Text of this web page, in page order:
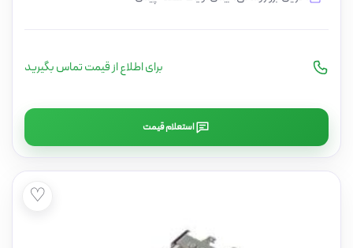
برای اطلاع از قیمت تماس بگیرید
استعلام قیمت
♡